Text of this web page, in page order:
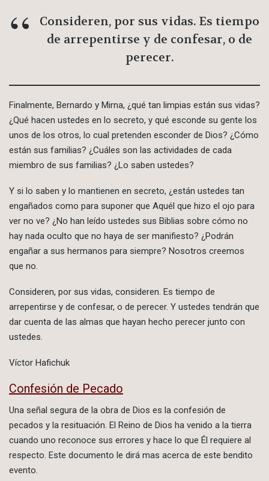
Consideren, por sus vidas. Es tiempo
de arrepentirse y de confesar, o de
perecer.
Finalmente, Bernardo y Mirna, ¿qué tan limpias están sus vidas?
¿Qué hacen ustedes en lo secreto, y qué esconde su gente los
unos de los otros, lo cual pretenden esconder de Dios? ¿Cómo
están sus familias? ¿Cuáles son las actividades de cada
miembro de sus familias? ¿Lo saben ustedes?
Y si lo saben y lo mantienen en secreto, ¿están ustedes tan
engañados como para suponer que Aquél que hizo el ojo para
ver no ve? ¿No han leído ustedes sus Biblias sobre cómo no
hay nada oculto que no haya de ser manifiesto? ¿Podrán
engañar a sus hermanos para siempre? Nosotros creemos
que no.
Consideren, por sus vidas, consideren. Es tiempo de
arrepentirse y de confesar, o de perecer. Y ustedes tendrán que
dar cuenta de las almas que hayan hecho perecer junto con
ustedes.
Víctor Hafichuk
Confesión de Pecado
Una señal segura de la obra de Dios es la confesión de
pecados y la resituación. El Reino de Dios ha venido a la tierra
cuando uno reconoce sus errores y hace lo que Él requiere al
respecto. Este documento le dirá mas acerca de este bendito
evento.